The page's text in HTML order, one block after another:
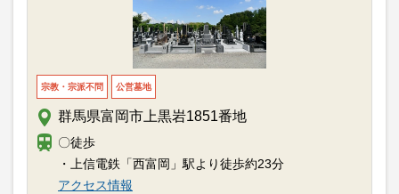
宗教・宗派不問 公営墓地
群馬県富岡市上黒岩1851番地
〇徒歩
・上信電鉄「西富岡」駅より徒歩約23分
アクセス情報